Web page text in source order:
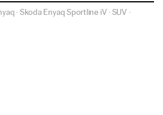
·Skoda Enyaq Sportline iV ·SUV ·